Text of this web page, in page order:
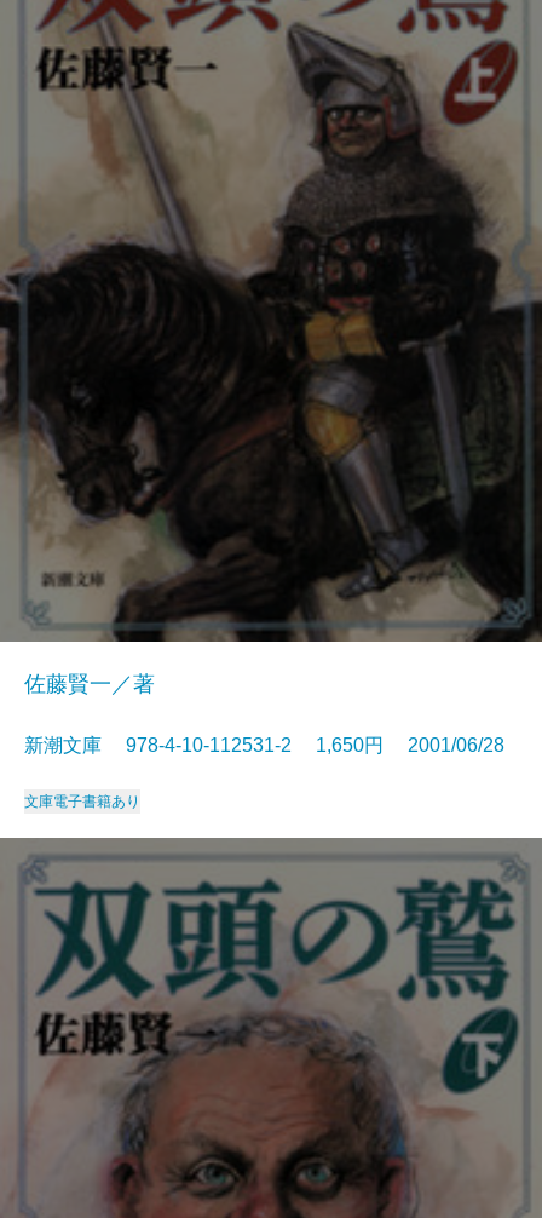
佐藤賢一／著
新潮文庫 978-4-10-112531-2 1,650円 2001/06/28
文庫電子書籍あり